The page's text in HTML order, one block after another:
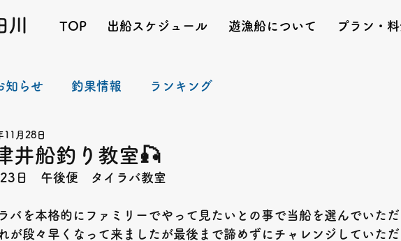
TOP 出船スケジュール 遊漁船について プラン・
知らせ 釣果情報 ランキング
井船釣り教室🎣
11月28日
日　午後便　タイラバ教室
バを本格的にファミリーでやって見たいとの事で当船を選んでいた
が段々早くなって来ましたが最後まで諦めずにチャレンジしていた